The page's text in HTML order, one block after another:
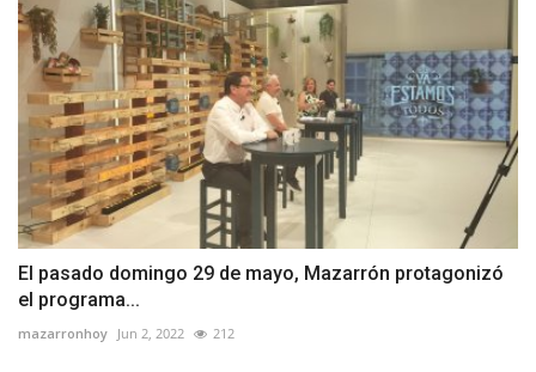
El pasado domingo 29 de mayo, Mazarrón protagonizó
el programa...
mazarronhoy Jun 2, 2022 212